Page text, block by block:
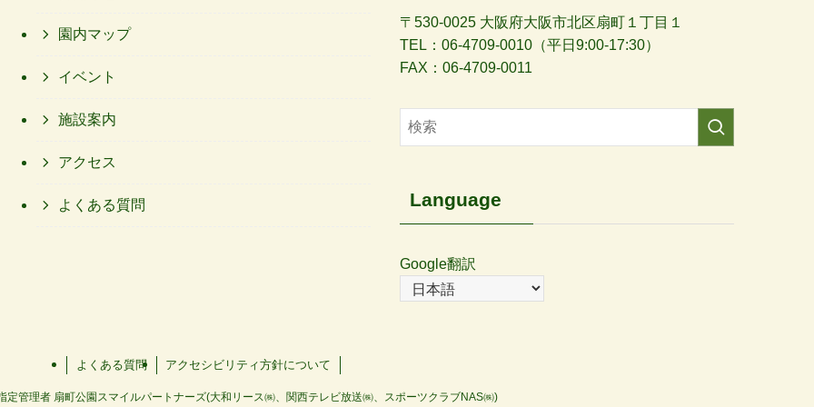
園内マップ
イベント
施設案内
アクセス
よくある質問
〒530-0025 大阪府大阪市北区扇町１丁目１
TEL：06-4709-0010（平日9:00-17:30）
FAX：06-4709-0011
Language
Google翻訳
よくある質問 アクセシビリティ方針について
管理者 扇町公園スマイルパートナーズ(大和リース㈱、関西テレビ放送㈱、スポーツクラブNAS㈱)